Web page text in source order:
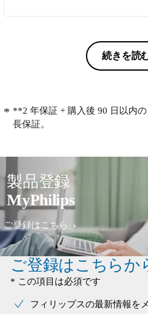
続きを読
**2 年保証 + 購入後 90 日以内
長保証。
製品登録
MyPhilips
ご登録はこちら
ご登録はこちらか
* この項目は必須です
フィリップスの最新情報を